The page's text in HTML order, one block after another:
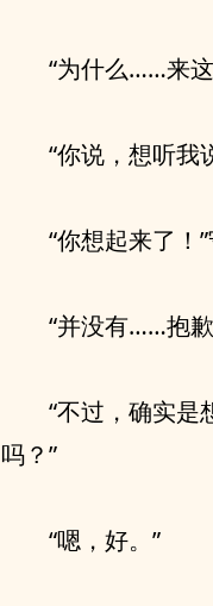
“为什么……来
“你说，想听
“你想起来了！
“并没有……抱
“不过，确实
吗？”
“嗯，好。”